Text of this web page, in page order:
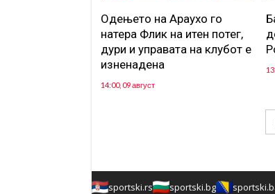
Одењето на Араухо го
натера Флик на итен потег,
дури и управата на клубот е
изненадена
14:00, 09 август
sportski.rs sportski.bg